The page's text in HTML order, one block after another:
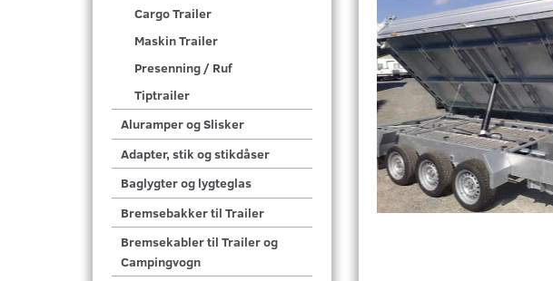
Cargo Trailer
Maskin Trailer
Presenning / Ruf
Tiptrailer
Aluramper og Slisker
Adapter, stik og stikdåser
Baglygter og lygteglas
Bremsebakker til Trailer
Bremsekabler til Trailer og
Campingvogn